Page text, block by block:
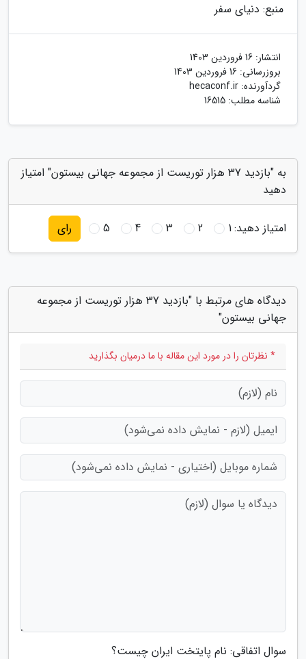
منبع: دنیای سفر
انتشار: 16 فروردین 1403
بروزرسانی: 16 فروردین 1403
گردآورنده: hecaconf.ir
شناسه مطلب: 16515
به "بازدید 37 هزار توریست از مجموعه جهانی بیستون" امتیاز
دهید
امتیاز دهید:1
2
3
4
5 رای
دیدگاه های مرتبط با "بازدید 37 هزار توریست از مجموعه
جهانی بیستون"
* نظرتان را در مورد این مقاله با ما درمیان بگذارید
سوال اتفاقی: نام پایتخت ایران چیست؟